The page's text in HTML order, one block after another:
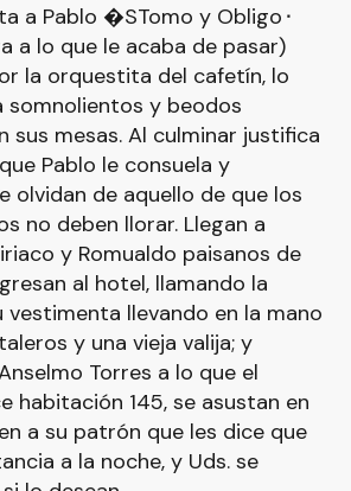
a Pablo �STomo y Obligo⬝
a lo que le acaba de pasar)
la orquestita del cafetín, lo
somnolientos y beodos
sus mesas. Al culminar justifica
Pablo le consuela y
olvidan de aquello de que los
no deben llorar. Llegan a
y Romualdo paisanos de
al hotel, llamando la
llevando en la mano
y una vieja valija; y
Torres a lo que el
habitación 145, se asustan en
a su patrón que les dice que
a la noche, y Uds. se